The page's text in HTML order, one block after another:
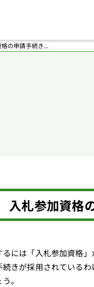
の申請手続き...
入札参加資格
るには「入札参加資格
続きが採用されている
。